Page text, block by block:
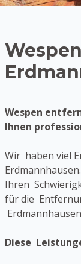
Wespen
Ihnen
Wir haben viel
Ihren
für die
Diese